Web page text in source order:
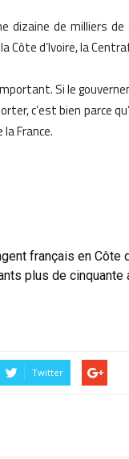
dizaine de milliers
Côte d’Ivoire, la
Si le
c’est bien parce
France.
français en Côte
plus de
Twitter